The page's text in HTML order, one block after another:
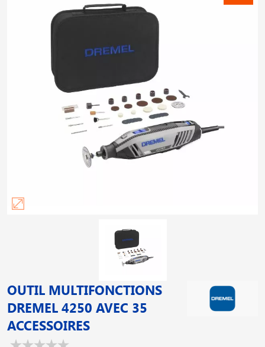
OUTIL MULTIFONCTIONS
DREMEL 4250 AVEC 35
ACCESSOIRES